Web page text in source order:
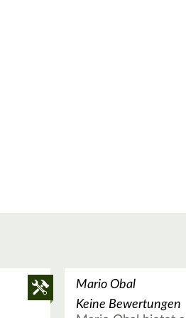
Mario Obal
Keine Bewertungen